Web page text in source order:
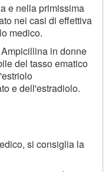
e nella primissima
nei casi di effettiva
medico.
in donne
del tasso ematico
e dell'estradiolo.
si consiglia la